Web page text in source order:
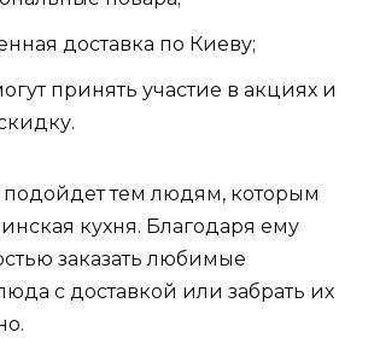
доставка по Киеву;
принять участие в акциях и
подойдет тем людям, которым
кухня. Благодаря ему
заказать любимые
с доставкой или забрать их